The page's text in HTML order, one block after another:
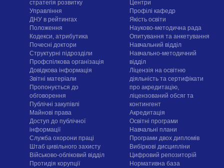
стратегія розвитку
Управління
ДНУ в рейтингах
Положення
Кодекси, атрибутика
Почесні доктори
Структурні підрозділи
Профспілкова організація
Довідкова інформація
Звітні матеріали
Пропонується до
обговорення
Публічні закупівлі
Майнові права
Доступ до публічної
інформації
Служба охорони праці
Штаб цивільного захисту
Військово-обліковий відділ
Протидія корупції
Центри
Профілі кафедр
Якість освіти
Науково-методична рада
Опитування та анкетування
Навчальний відділ
Навчально-методичний
відділ
Ліцензія на освітню
діяльність та сертифікати
про акредитацію,
ліцензований обсяг та
контингент
Акредитація
Освітні програми
Навчальні плани
Програми двох дипломів
Вибіркові дисципліни
Цифровий репозиторій
Нормативна база